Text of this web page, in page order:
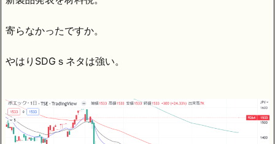
寄らなかったですか。
やはりSDGｓネタは強い。